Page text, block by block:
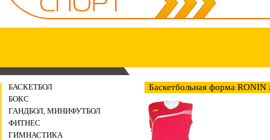
БАСКЕТБОЛ
БОКС
ГАНДБОЛ, МИНИФУТБОЛ
ФИТНЕС
ГИМНАСТИКА
Баскетбольная форма RONIN